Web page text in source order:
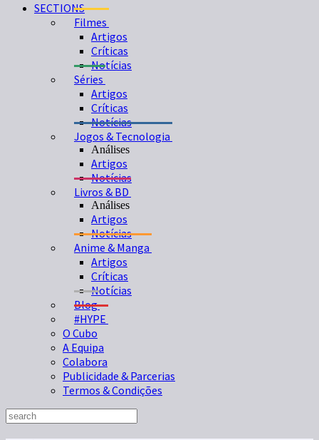
SECTIONS
Filmes
Artigos
Críticas
Notícias
Séries
Artigos
Críticas
Notícias
Jogos & Tecnologia
Análises
Artigos
Notícias
Livros & BD
Análises
Artigos
Notícias
Anime & Manga
Artigos
Críticas
Notícias
Blog
#HYPE
O Cubo
A Equipa
Colabora
Publicidade & Parcerias
Termos & Condições